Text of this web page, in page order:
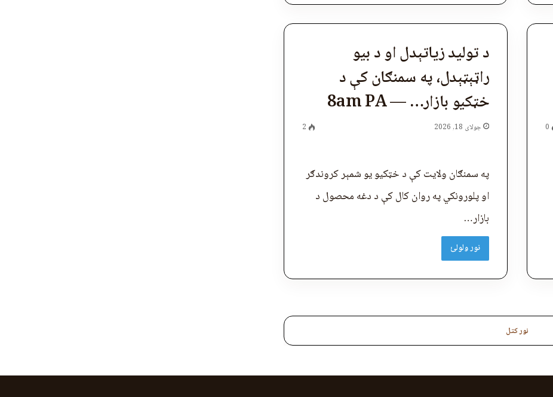
0
د تولید زیاتېدل او د بیو
راټېټېدل، په سمنګان کې د
خټکیو بازار… — 8am PA
جولای 18, 2026 2
په سمنګان ولایت کې د خټکیو یو شمېر کروندګر
او پلورونکي په روان کال کې د دغه محصول د
بازار…
نور ولولئ
نور کتل